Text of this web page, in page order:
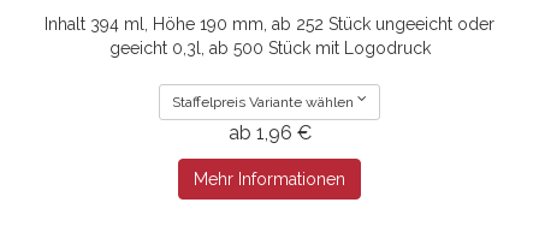
Inhalt 394 ml, Höhe 190 mm, ab 252 Stück ungeeicht oder
geeicht 0,3l, ab 500 Stück mit Logodruck
Staffelpreis Variante wählen
ab 1,96 €
Mehr Informationen